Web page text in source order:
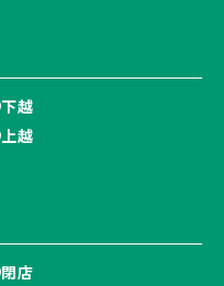
下越
上越
閉店